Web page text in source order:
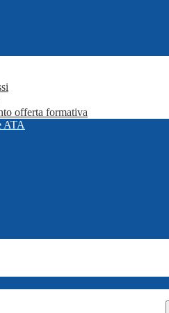
offerta formativa
ATA